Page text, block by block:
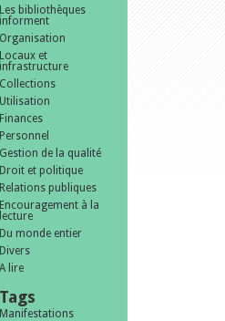
Les bibliothèques
informent
Organisation
Locaux et
infrastructure
Collections
Utilisation
Finances
Personnel
Gestion de la qualité
Droit et politique
Relations publiques
Encouragement à la
lecture
Du monde entier
Divers
A lire
Tags
Manifestations